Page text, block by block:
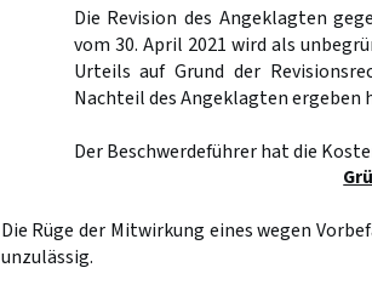
Die Revision des Angeklagten
vom 30. April 2021 wird als
Urteils auf Grund der
Nachteil des Angeklagten ergeben
Der Beschwerdeführer hat die
Die Rüge der Mitwirkung eines wegen
unzulässig.